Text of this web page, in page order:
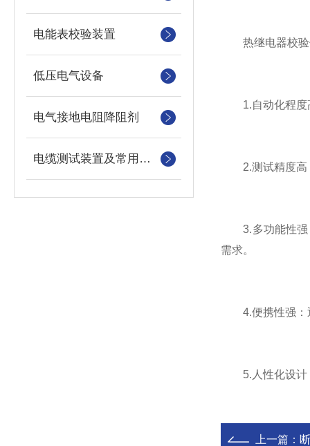
电能表校验装置
低压电气设备
电气接地电阻降阻剂
电缆测试装置及常用仪器仪表
热继电器校验
1.自动化程度高
2.测试精度高：
3.多功能性强：
需求。
4.便携性强：通
5.人性化设计：
上一篇：